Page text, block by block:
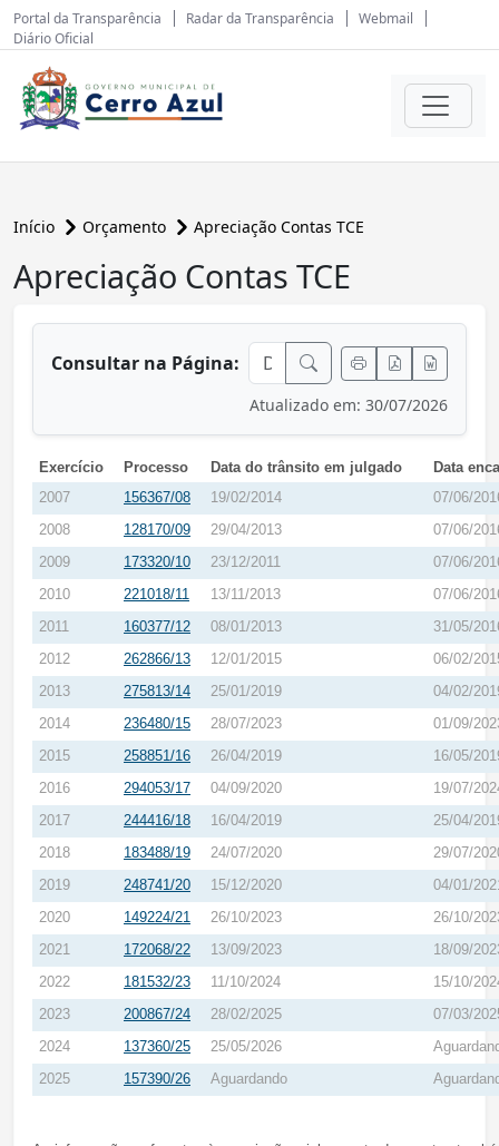
Portal da Transparência Radar da Transparência
Webmail
Diário Oficial
Início Orçamento Apreciação Contas TCE
conteúdo principal
Apreciação Contas TCE
Consultar na Página:
Atualizado em: 30/07/2026
Exercício Processo Data do trânsito em julgado
Data
2007
156367/08 19/02/2014
07/06/
2008
128170/09 29/04/2013
07/06/
2009
173320/10 23/12/2011
07/06/
2010
221018/11 13/11/2013
07/06/
2011
160377/12 08/01/2013
31/05/
2012
262866/13 12/01/2015
06/02/
2013
275813/14 25/01/2019
04/02/
2014
236480/15 28/07/2023
01/09/
2015
258851/16 26/04/2019
16/05/
2016
294053/17 04/09/2020
19/07/
2017
244416/18 16/04/2019
25/04/
2018
183488/19 24/07/2020
29/07/
2019
248741/20 15/12/2020
04/01/
2020
149224/21 26/10/2023
26/10/
2021
172068/22 13/09/2023
18/09/
2022
181532/23 11/10/2024
15/10/
2023
200867/24 28/02/2025
07/03/
2024
137360/25 25/05/2026
2025
157390/26 Aguardando